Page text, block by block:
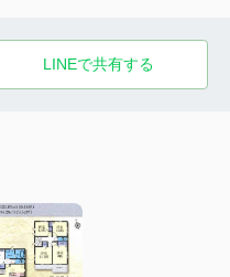
LINEで共有する